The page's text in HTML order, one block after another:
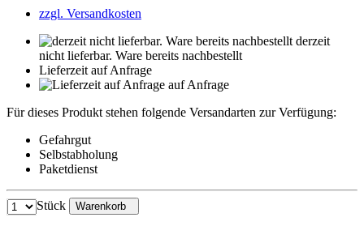
zzgl. Versandkosten
derzeit
nicht lieferbar. Ware bereits nachbestellt
Lieferzeit auf Anfrage
auf Anfrage
Für dieses Produkt stehen folgende Versandarten zur Verfügung:
Gefahrgut
Selbstabholung
Paketdienst
Stück Warenkorb